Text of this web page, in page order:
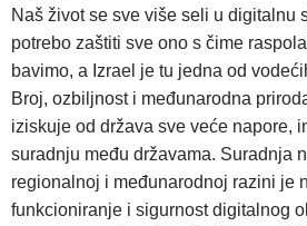
Naš život se sve više seli u digitalnu
potrebo zaštiti sve ono s čime
bavimo, a Izrael je tu jedna od
Broj, ozbiljnost i međunarodna
iziskuje od država sve veće napore,
suradnju među državama. Suradnja
regionalnoj i međunarodnoj razini je
funkcioniranje i sigurnost digitalnog